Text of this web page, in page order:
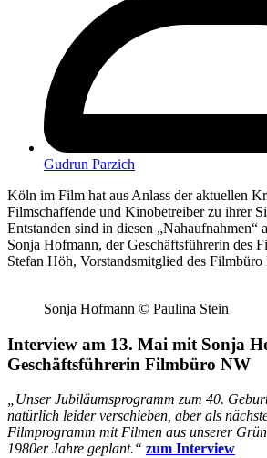
Gudrun Parzich
Köln im Film hat aus Anlass der aktuellen
Filmschaffende und Kinobetreiber zu ihrer
Entstanden sind in diesen „Nahaufnahmen“
Sonja Hofmann, der Geschäftsführerin des
Stefan Höh, Vorstandsmitglied des Filmbüro
Sonja Hofmann © Paulina Stein
Interview am 13. Mai mit Sonja
Geschäftsführerin Filmbüro NW
„Unser Jubiläumsprogramm zum 40.
natürlich leider verschieben, aber als
Filmprogramm mit Filmen aus unserer
1980er Jahre geplant.“ zum Interview